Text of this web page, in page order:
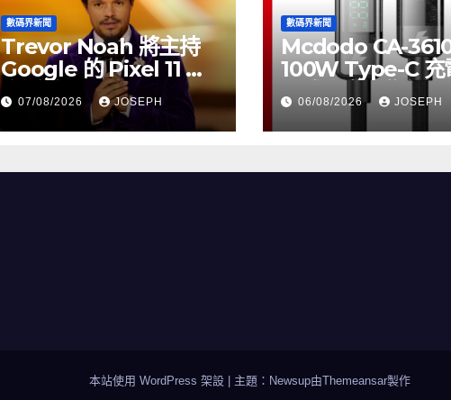
數碼界新聞
Trevor Noah 將主持
Google 的 Pixel 11 推
介活動
07/08/2026 JOSEPH
數碼界新聞
Mcdodo CA-
100W Type-C 充
正式上市，售價
HK$115
06/08/2026 JOSEPH
本站使用 WordPress 架設 主題：Newsup由Themeansar製作